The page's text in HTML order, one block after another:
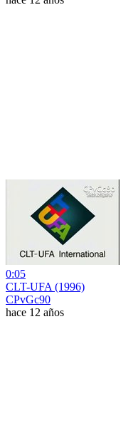
0:05
CLT-UFA (1996)
CPvGc90
hace 12 años